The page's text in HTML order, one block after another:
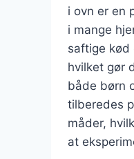
i ovn er en
i mange
saftige kød
hvilket gør
både børn
tilberedes
måder,
at